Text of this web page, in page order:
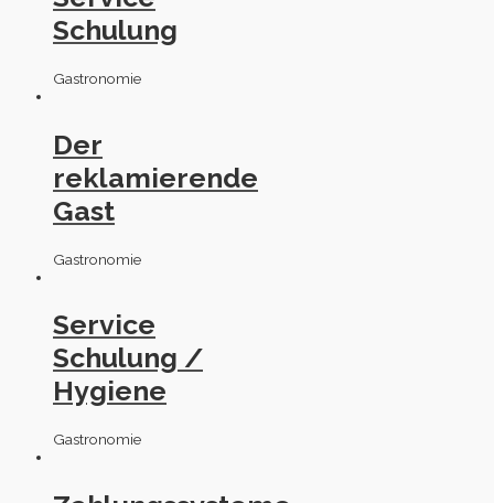
Schulung
Gastronomie
Der
reklamierende
Gast
Gastronomie
Service
Schulung /
Hygiene
Gastronomie